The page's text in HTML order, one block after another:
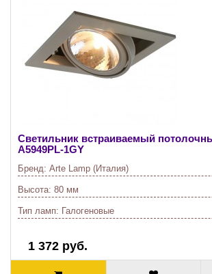
Светильник встраиваемый
A5949PL-1GY
Бренд: Arte Lamp (Италия)
Высота: 80 мм
Тип ламп: Галогеновые
1 372 руб.